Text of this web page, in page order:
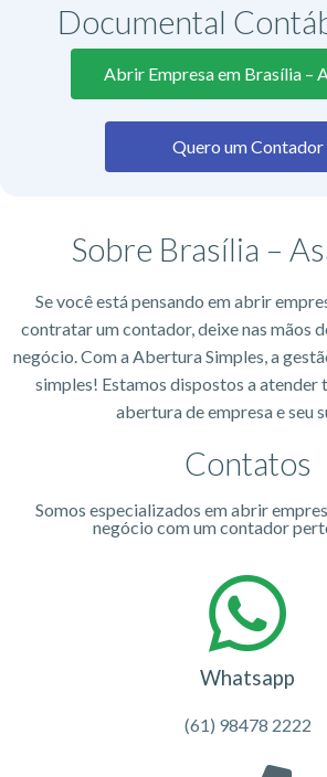
Documental
Abrir Empresa em Brasília –
Quero um Contador
Sobre Brasília –
Se você está pensando em abrir
contratar um contador, deixe nas mãos
negócio. Com a Abertura Simples, a
simples! Estamos dispostos a atender
abertura de empresa e seu
Contatos
Somos especializados em abrir
negócio com um contador
Whatsapp
(61) 98478 2222